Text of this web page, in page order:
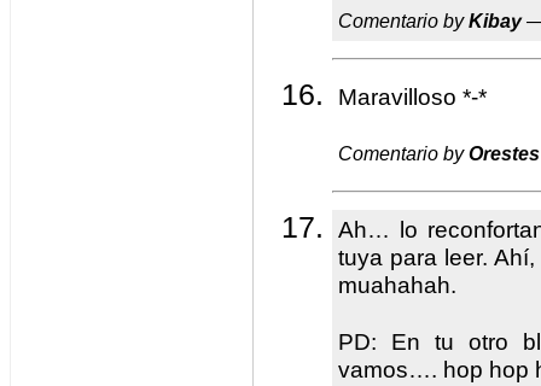
Comentario byKibay—
Maravilloso *-*
Comentario byOrestes
Ah… lo
tuya para leer.
muahahah.
PD: En tu otro
vamos…. hop hop